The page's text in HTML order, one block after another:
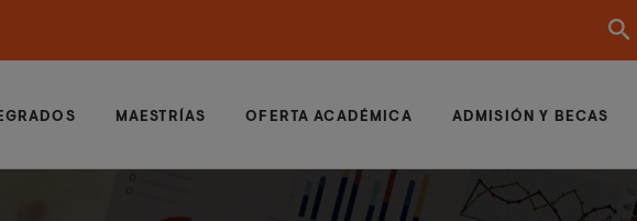
MAESTRÍAS OFERTA ACADÉMICA ADMISIÓN Y BECAS